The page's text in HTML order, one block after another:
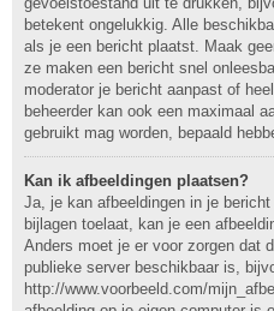
betekent ongelukkig. Alle
als je een bericht plaatst. Maak
ze maken een bericht snel
moderator je bericht aanpast of
beheerder kan ook een maximaal
gebruikt mag worden, bepaald
Kan ik afbeeldingen plaatsen?
Ja, je kan afbeeldingen in je
bijlagen toelaat, kan je een
Anders moet je er voor zorgen dat
publieke server beschikbaar is,
http://www.voorbeeld.com/